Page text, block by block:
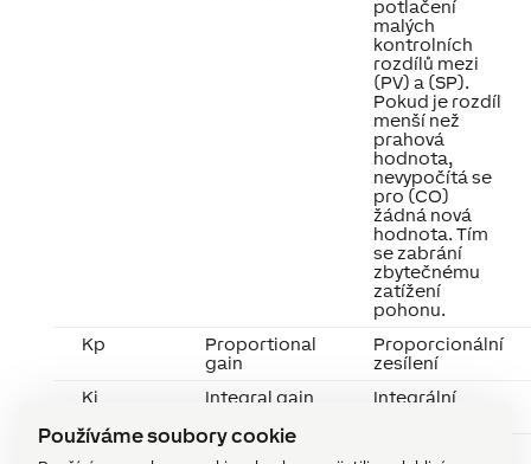
Používáme soubory cookie
potlačení
malých
kontrolních
rozdílů mezi
(PV) a (SP).
Pokud je rozdíl
menší než
prahová
hodnota,
nevypočítá se
pro (CO)
žádná nová
hodnota. Tím
se zabrání
zbytečnému
zatížení
pohonu.
Kp
Proportional
gain
Proporcionální
zesílení
Ki
Integral gain
Integrální
Manual value